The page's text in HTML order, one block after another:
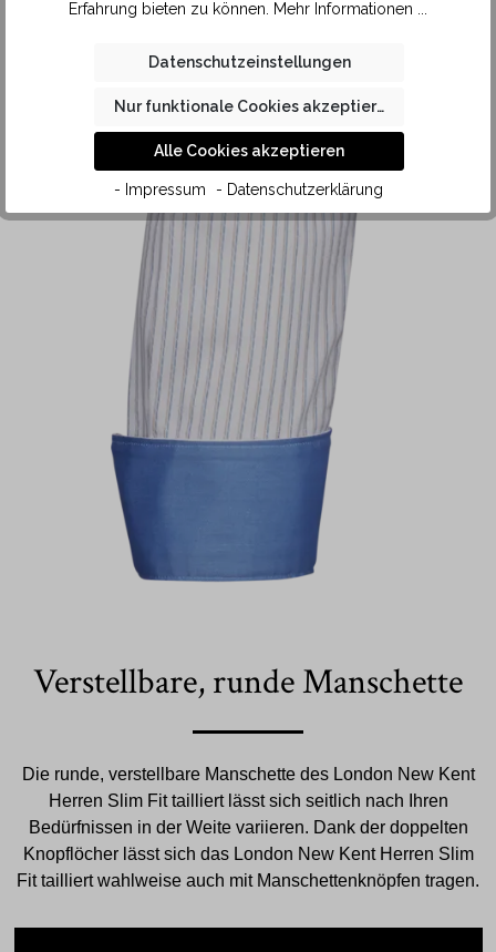
sich diese Kragenform sehr gut mit einer klassischen
Knoten tragen. Dank der hochwertigen Baumwolle in KAUF
Fit tailliert angenehm weich auf der Haut.
Verstellbare, runde Manschette
Die runde, verstellbare Manschette des London New Kent
Herren Slim Fit tailliert lässt sich seitlich nach Ihren
Bedürfnissen in der Weite variieren. Dank der doppelten
Knopflöcher lässt sich das London New Kent Herren Slim
Fit tailliert wahlweise auch mit Manschettenknöpfen tragen.
Erfahrung bieten zu können. Mehr Informationen ...
Datenschutzeinstellungen
Nur funktionale Cookies akzeptieren
Alle Cookies akzeptieren
- Impressum - Datenschutzerklärung